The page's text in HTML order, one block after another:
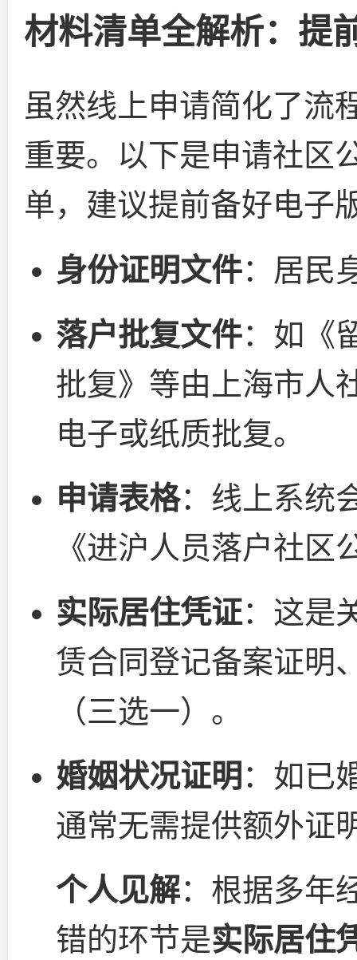
材料清单全解析：提
虽然线上申请简化了流
重要。以下是申请社区
单，建议提前备好电子
身份证明文件：居民
落户批复文件：如《
批复》等由上海市人
电子或纸质批复。
申请表格：线上系统
《进沪人员落户社区
实际居住凭证：这是
赁合同登记备案证明
（三选一）。
婚姻状况证明 ：如已
通常无需提供额外证
个人见解：根据多年
错的环节是实际居住